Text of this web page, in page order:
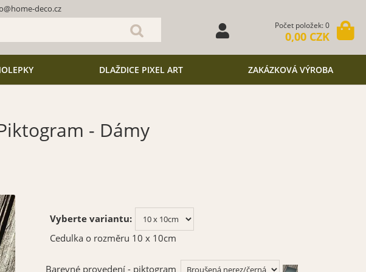
deco.cz
Počet položek: 0
0,00 CZK
DLAŽDICE PIXEL ART ZAKÁZKOVÁ VÝROBA
- Dámy
Vyberte variantu:
Cedulka o rozměru 10 x 10cm
Barevné provedení - piktogram